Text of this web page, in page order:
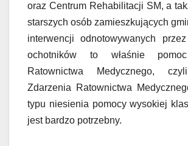
oraz Centrum Rehabilitacji SM, a
starszych osób zamieszkujących
interwencji odnotowywanych
ochotników to właśnie pomoc
Ratownictwa Medycznego,
Zdarzenia Ratownictwa
typu niesienia pomocy wysokiej
jest bardzo potrzebny.